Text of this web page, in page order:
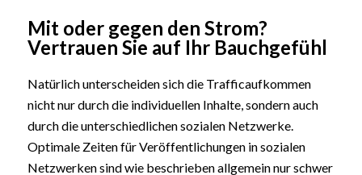
Mit oder gegen den Strom?
Vertrauen Sie auf Ihr Bauchgefühl
Natürlich unterscheiden sich die Trafficaufkommen
nicht nur durch die individuellen Inhalte, sondern auch
durch die unterschiedlichen sozialen Netzwerke.
Optimale Zeiten für Veröffentlichungen in sozialen
Netzwerken sind wie beschrieben allgemein nur schwer